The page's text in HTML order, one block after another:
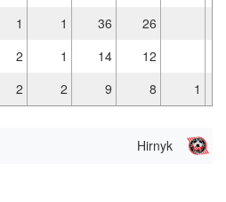
1 1 36
26
2 1 14
12
2 2 9 8 1
Hirnyk